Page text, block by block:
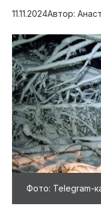
11.11.2024Автор:
Фото: Telegram-